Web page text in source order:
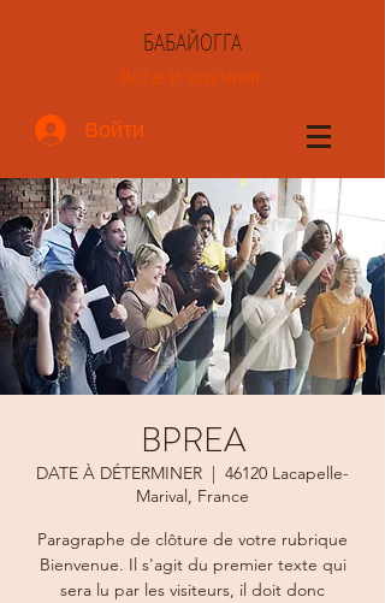
БАБАЙОГГА
йога и коучинг
Войти
BPREA
DATE À DÉTERMINER
  |
46120 Lacapelle-
Marival, France
Paragraphe de clôture de votre rubrique
Bienvenue. Il s'agit du premier texte qui
sera lu par les visiteurs, il doit donc